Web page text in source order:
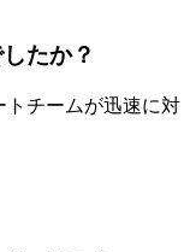
たか？
トチームが迅速に対